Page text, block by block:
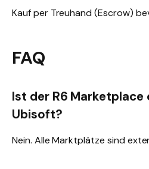
Kauf per Treuhand (Escrow)
FAQ
Ist der R6 Marketplace
Ubisoft?
Nein. Alle Marktplätze sind